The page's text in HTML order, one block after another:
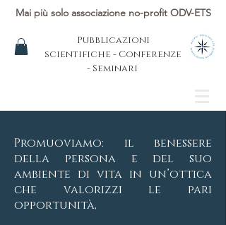
Mai più solo associazione no-profit ODV-ETS
Pubblicazioni
scientifiche - Conferenze
- Seminari
Promuoviamo: il benessere
della persona e del suo
ambiente di vita in un’ottica
che valorizzi le pari
opportunità,